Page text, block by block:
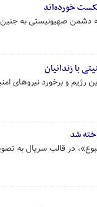
خورده‌اند
صهیونیستی به جنین
با زندانیان
و برخورد نیروهای
در قالب سریال به